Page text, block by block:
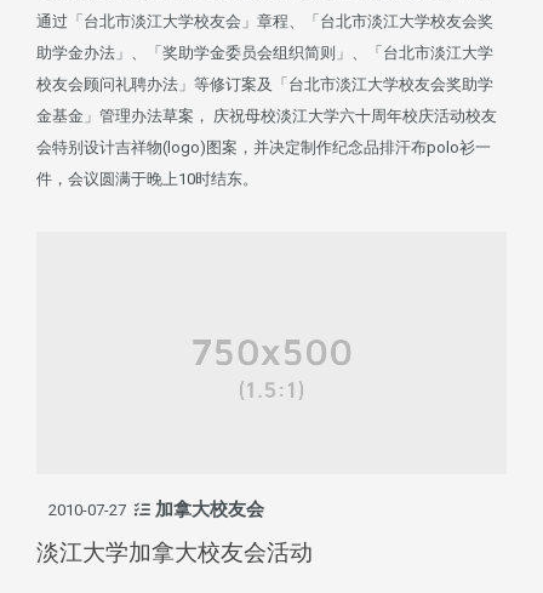
通过「台北市淡江大学校友会」章程、「台北市淡江大学校友会奖
助学金办法」、「奖助学金委员会组织简则」、「台北市淡江大学
校友会顾问礼聘办法」等修订案及「台北市淡江大学校友会奖助学
金基金」管理办法草案， 庆祝母校淡江大学六十周年校庆活动校友
会特别设计吉祥物(logo)图案，并决定制作纪念品排汗布polo衫一
件，会议圆满于晚上10时结东。
2010-07-27 加拿大校友会
淡江大学加拿大校友会活动